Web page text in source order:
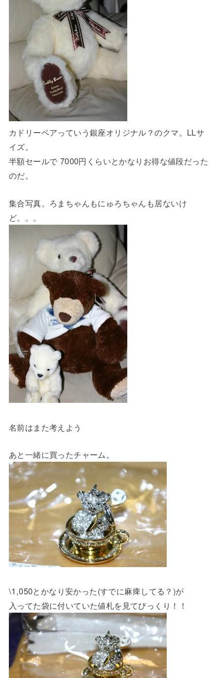
カドリーベアっていう銀座オリジナル？のクマ。LLサ
イズ。
半額セールで 7000円くらいとかなりお得な値段だった
のだ。
集合写真。ろまちゃんもにゅろちゃんも居ないけ
ど。。。
名前はまた考えよう
あと一緒に買ったチャーム。
\1,050とかなり安かった(すでに麻痺してる？)が
入ってた袋に付いていた値札を見てびっくり！！